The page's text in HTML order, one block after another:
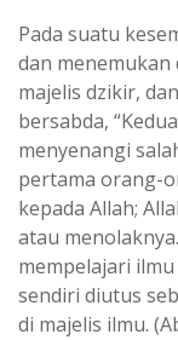
Pada suatu
dan menemukan
majelis dzikir,
bersabda,
menyenangi
pertama orang-
kepada Allah;
atau
mempelajari
sendiri diutus
di majelis ilmu.